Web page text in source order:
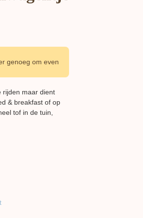
genoeg om even
rijden maar dient
& breakfast of op
tof in de tuin,